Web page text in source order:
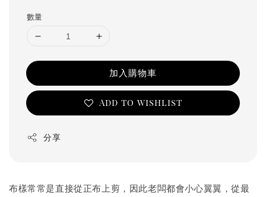
數量
加入購物車
Add to wishlist
分享
布樣常常是直接從正布上剪，因此老闆都會小心翼翼，從最